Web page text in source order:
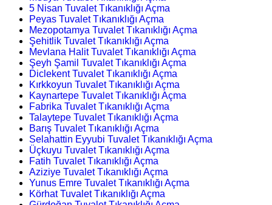
5 Nisan Tuvalet Tıkanıklığı Açma
Peyas Tuvalet Tıkanıklığı Açma
Mezopotamya Tuvalet Tıkanıklığı Açma
Şehitlik Tuvalet Tıkanıklığı Açma
Mevlana Halit Tuvalet Tıkanıklığı Açma
Şeyh Şamil Tuvalet Tıkanıklığı Açma
Diclekent Tuvalet Tıkanıklığı Açma
Kırkkoyun Tuvalet Tıkanıklığı Açma
Kaynartepe Tuvalet Tıkanıklığı Açma
Fabrika Tuvalet Tıkanıklığı Açma
Talaytepe Tuvalet Tıkanıklığı Açma
Barış Tuvalet Tıkanıklığı Açma
Selahattin Eyyubi Tuvalet Tıkanıklığı Açma
Üçkuyu Tuvalet Tıkanıklığı Açma
Fatih Tuvalet Tıkanıklığı Açma
Aziziye Tuvalet Tıkanıklığı Açma
Yunus Emre Tuvalet Tıkanıklığı Açma
Körhat Tuvalet Tıkanıklığı Açma